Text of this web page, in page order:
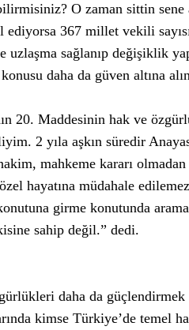
O zaman sittin sene
ediyorsa 367 millet vekili
uzlaşma sağlanıp değişiklik
daha da güven altına
20. Maddesinin hak ve
2 yıla aşkın süredir
mahkeme kararı
hayatına müdahale
girme konutunda
sahip değil.” dedi.
daha da güçlendirmek
kimse Türkiye’de temel